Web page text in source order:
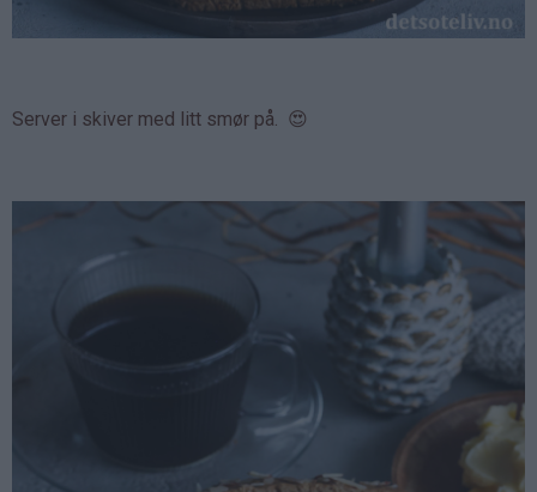
Server i skiver med litt smør på. 😍